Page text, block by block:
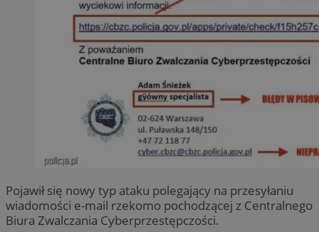
Pojawił się nowy typ ataku polegający na przesyłaniu
wiadomości e-mail rzekomo pochodzącej z Centralnego
Biura Zwalczania Cyberprzestępczości.